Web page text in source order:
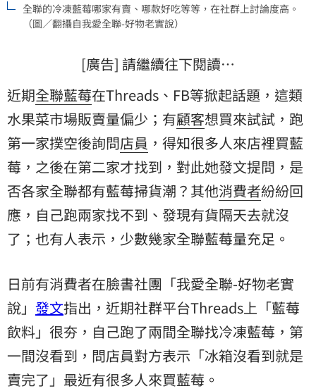
全聯的冷凍藍莓哪家有賣、哪款好吃等等，在社群上討論度高。
（圖／翻攝自我愛全聯-好物老實說）
[廣告] 請繼續往下閱讀…
近期全聯藍莓在Threads、FB等掀起話題，這類
水果菜市場販賣量偏少；有顧客想買來試試，跑
第一家撲空後詢問店員 ，得知很多人來店裡買藍
莓，之後在第二家才找到，對此她發文提問，是
否各家全聯都有藍莓掃貨潮？其他消費者紛紛回
應，自己跑兩家找不到、發現有貨隔天去就沒
了；也有人表示，少數幾家全聯藍莓量充足。
日前有消費者在臉書社團「我愛全聯-好物老實
說」 發文指出，近期社群平台Threads上「藍莓
飲料」很夯，自己跑了兩間全聯找冷凍藍莓，第
一間沒看到，問店員對方表示「冰箱沒看到就是
賣完了」最近有很多人來買藍莓。